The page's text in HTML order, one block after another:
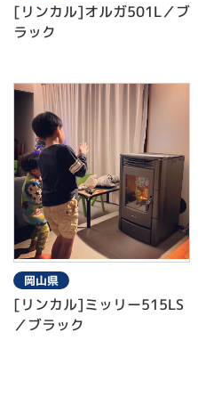
[リンカル]オルガ501L／ブ
ラック
岡山県
[リンカル]ミッリー515LS
／ブラック